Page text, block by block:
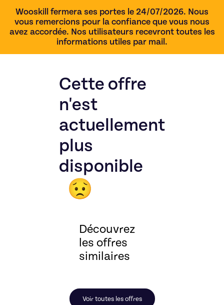
Wooskill fermera ses portes le 24/07/2026. Nous
vous remercions pour la confiance que vous nous
avez accordée. Nos utilisateurs recevront toutes les
informations utiles par mail.
Cette offre
n'est
actuellement
plus
disponible
Découvrez
les offres
similaires
Voir toutes les offres